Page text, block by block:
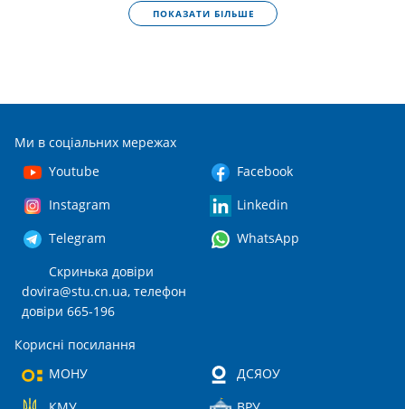
ПОКАЗАТИ БІЛЬШЕ
Ми в соціальних мережах
Youtube
Facebook
Instagram
Linkedin
Telegram
WhatsApp
Скринька довіри
dovira@stu.cn.ua, телефон
довіри 665-196
Корисні посилання
МОНУ
ДСЯОУ